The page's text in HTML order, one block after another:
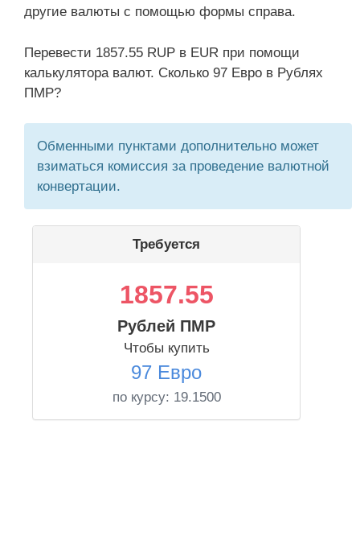
другие валюты с помощью формы справа.
Перевести 1857.55 RUP в EUR при помощи
калькулятора валют. Сколько 97 Евро в Рублях
ПМР?
Обменными пунктами дополнительно может
взиматься комиссия за проведение валютной
конвертации.
Требуется
1857.55
Рублей ПМР
Чтобы купить
97 Евро
по курсу: 19.1500